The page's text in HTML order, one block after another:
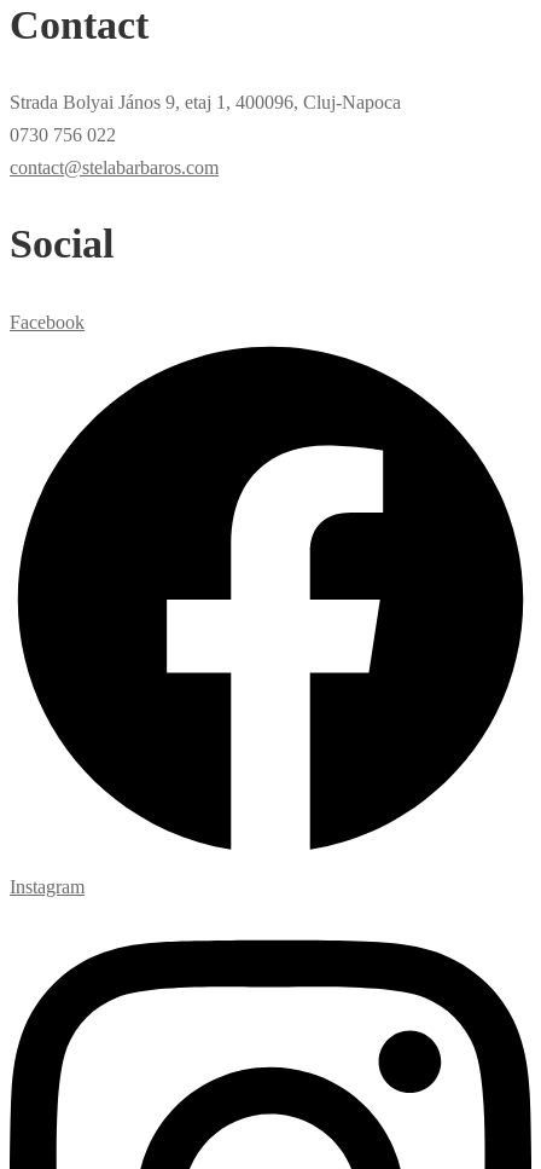
Contact
Strada Bolyai János 9, etaj 1, 400096, Cluj-Napoca
0730 756 022
contact@stelabarbaros.com
Social
Facebook
Instagram